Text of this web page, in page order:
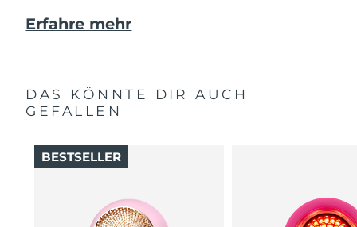
Erfahre mehr
DAS KÖNNTE DIR AUCH
GEFALLEN
BESTSELLER